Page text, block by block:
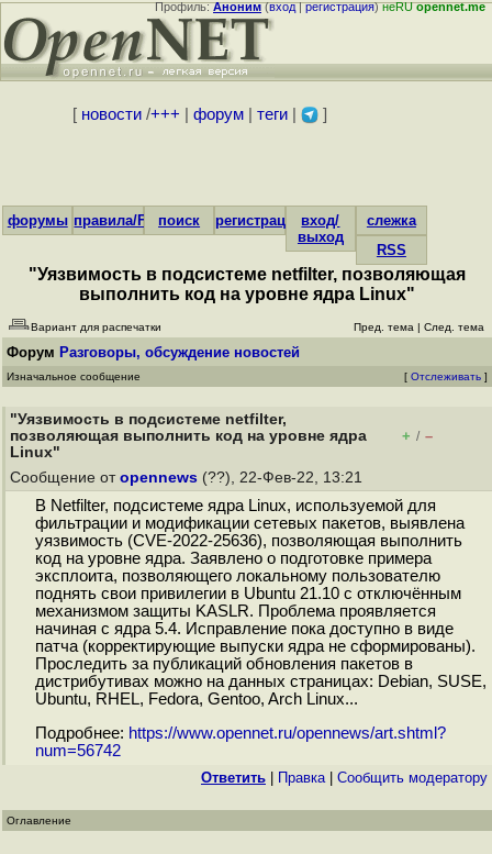
Профиль:Аноним(вход|регистрация)неRUopennet.me
[ новости/+++ форум| теги| ]
форумы правила/FAQпоиск регистрациявход/
выход
слежка
RSS
"Уязвимость в подсистеме netfilter, позволяющая
выполнить код на уровне ядра Linux"
Вариант для распечатки Пред. тема | След. тема
Форум Разговоры, обсуждение новостей
Изначальное сообщение [ Отслеживать ]
"Уязвимость в подсистеме netfilter,
позволяющая выполнить код на уровне ядра
Linux"
+ / –
Сообщение от opennews (??), 22-Фев-22, 13:21
В Netfilter, подсистеме ядра Linux, используемой для
фильтрации и модификации сетевых пакетов, выявлена
уязвимость (CVE-2022-25636), позволяющая выполнить
код на уровне ядра. Заявлено о подготовке примера
эксплоита, позволяющего локальному пользователю
поднять свои привилегии в Ubuntu 21.10 c отключённым
механизмом защиты KASLR. Проблема проявляется
начиная с ядра 5.4. Исправление пока доступно в виде
патча (корректирующие выпуски ядра не сформированы).
Проследить за публикаций обновления пакетов в
дистрибутивах можно на данных страницах: Debian, SUSE,
Ubuntu, RHEL, Fedora, Gentoo, Arch Linux...
Подробнее: https://www.opennet.ru/opennews/art.shtml?
num=56742
Ответить Правка| Cообщить модератору
Оглавление